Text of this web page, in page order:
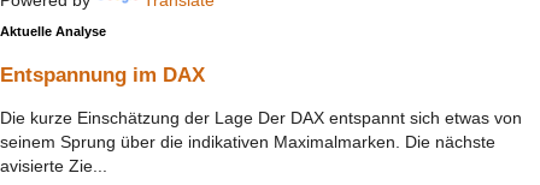
Aktuelle Analyse
Entspannung im DAX
Die kurze Einschätzung der Lage Der DAX entspannt sich etwas von
seinem Sprung über die indikativen Maximalmarken. Die nächste
avisierte Zie...